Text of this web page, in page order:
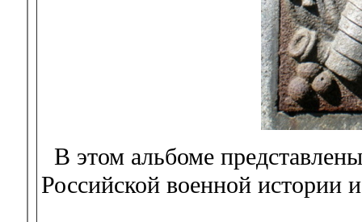
В этом альбоме
Российской военной